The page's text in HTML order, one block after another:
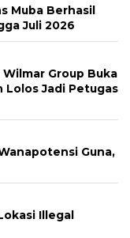
Muba Berhasil
Juli 2026
Group Buka
Lolos Jadi Petugas
Guna,
Illegal